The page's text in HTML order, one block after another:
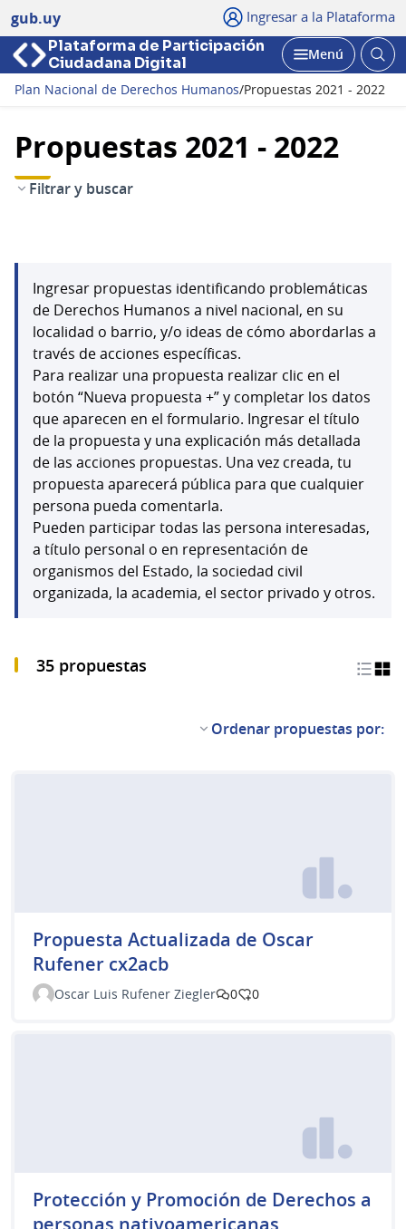
gub.uy Ingresar a la Plataforma
Plataforma de Participación
Ciudadana Digital
Abrir
Menú
Plan Nacional de Derechos Humanos/Propuestas 2021 - 2022
Propuestas 2021 - 2022
Filtrar y buscar
Ingresar propuestas identificando problemáticas
de Derechos Humanos a nivel nacional, en su
localidad o barrio, y/o ideas de cómo abordarlas a
través de acciones específicas.
Para realizar una propuesta realizar clic en el
botón “Nueva propuesta +” y completar los datos
que aparecen en el formulario. Ingresar el título
de la propuesta y una explicación más detallada
de las acciones propuestas. Una vez creada, tu
propuesta aparecerá pública para que cualquier
persona pueda comentarla.
Pueden participar todas las persona interesadas,
a título personal o en representación de
organismos del Estado, la sociedad civil
organizada, la academia, el sector privado y otros.
35 propuestas
Ordenar propuestas por:
Propuesta Actualizada de Oscar
Rufener cx2acb
Oscar Luis Rufener Ziegler 0 0
Protección y Promoción de Derechos a